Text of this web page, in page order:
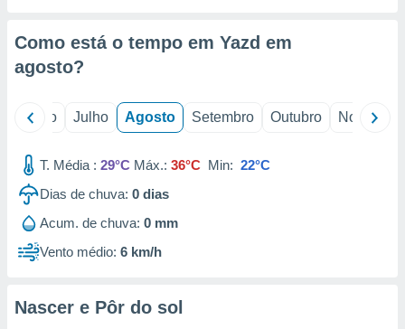
através
estudos
de
Como está o tempo em Yazd em
agosto?
Junho Julho Agosto Setembro Outubro Novembro
T. Média : 29°C Máx.: 36°C Min: 22°C
Dias de chuva: 0 dias
Acum. de chuva: 0 mm
Vento médio: 6 km/h
Nascer e Pôr do sol